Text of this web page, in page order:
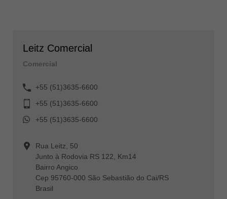
Leitz Comercial
Comercial
+55 (51)3635-6600
+55 (51)3635-6600
+55 (51)3635-6600
Rua Leitz, 50
Junto à Rodovia RS 122, Km14
Bairro Angico
Cep 95760-000 São Sebastião do Cai/RS
Brasil